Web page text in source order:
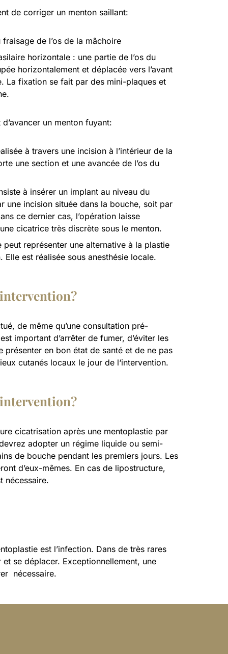
de corriger un menton saillant:
de l’os de la mâchoire
horizontale : une partie de l’os du
horizontalement et déplacée vers l’avant
La fixation se fait par des mini-plaques et
un menton fuyant:
à travers une incision à l’intérieur de la
une section et une avancée de l’os du
à insérer un implant au niveau du
une incision située dans la bouche, soit par
ce dernier cas, l’opération laisse
cicatrice très discrète sous le menton.
peut représenter une alternative à la plastie
Elle est réalisée sous anesthésie locale.
de même qu’une consultation pré-
important d’arrêter de fumer, d’éviter les
présenter en bon état de santé et de ne pas
cutanés locaux le jour de l‘intervention.
cicatrisation après une mentoplastie par
adopter un régime liquide ou semi-
de bouche pendant les premiers jours. Les
d’eux-mêmes. En cas de lipostructure,
nécessaire.
est l’infection. Dans de très rares
se déplacer. Exceptionnellement, une
nécessaire.